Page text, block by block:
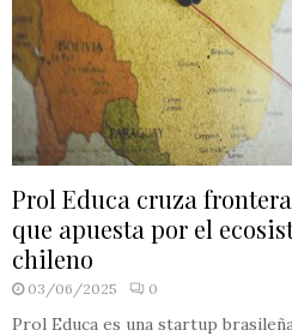
Prol Educa cruza
que apuesta por el
chileno
03/06/2025 0
Prol Educa es una startup